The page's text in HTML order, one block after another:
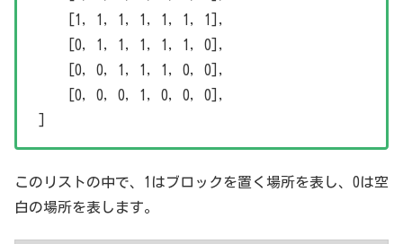
[1, 1, 1, 1, 1, 1, 1],
[0, 1, 1, 1, 1, 1, 0],
[0, 0, 1, 1, 1, 0, 0],
[0, 0, 0, 1, 0, 0, 0],
]
このリストの中で、1はブロックを置く場所を表し、0は空
白の場所を表します。